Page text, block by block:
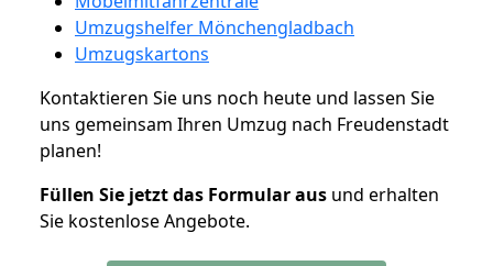
Umzugshelfer Mönchengladbach
Umzugskartons
Kontaktieren Sie uns noch heute und lassen Sie
uns gemeinsam Ihren Umzug nach Freudenstadt
planen!
Füllen Sie jetzt das Formular aus und erhalten
Sie kostenlose Angebote.